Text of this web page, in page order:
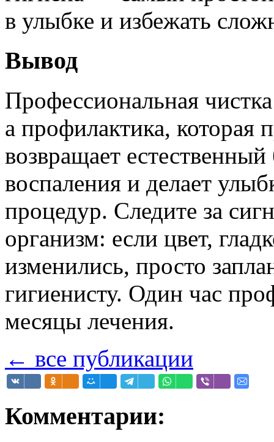
в улыбке и избежать
Вывод
Профессиональная
а профилактика, которая
возвращает
воспаления и делает
процедур. Следите за
организм: если цвет,
изменились, просто
гигиенисту. Один час
месяцы лечения.
← все публикации
Комментарии: